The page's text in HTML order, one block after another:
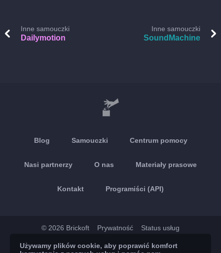
Inne samouczki
Dailymotion
Inne samouczki
SoundMachine
Blog Samouczki Centrum pomocy
Nasi partnerzy O nas Materiały prasowe
Kontakt Programiści (API)
© 2026 Brickoft Prywatność Status usług
App Store Google Play
Używamy plików cookie, aby poprawić komfort